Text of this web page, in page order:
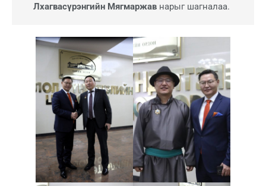
Лхагвасүрэнгийн Мягмаржав нарыг шагналаа.